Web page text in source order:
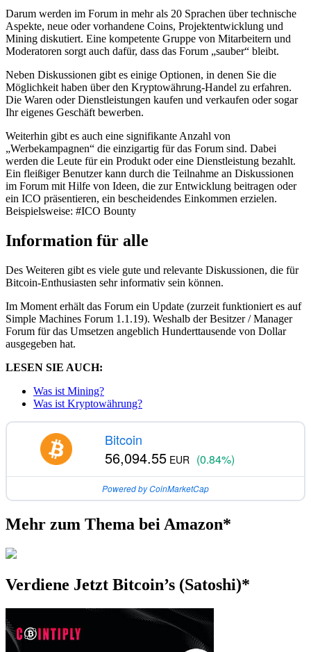
Darum werden im Forum in mehr als 20 Sprachen über technische
Aspekte, neue oder vorhandene Coins, Projektentwicklung und
Mining diskutiert. Eine kompetente Gruppe von Mitarbeitern und
Moderatoren sorgt auch dafür, dass das Forum „sauber“ bleibt.
Neben Diskussionen gibt es einige Optionen, in denen Sie die
Möglichkeit haben über den Kryptowährung-Handel zu erfahren.
Die Waren oder Dienstleistungen kaufen und verkaufen oder sogar
Ihr eigenes Geschäft bewerben.
Weiterhin gibt es auch eine signifikante Anzahl von
„Werbekampagnen“ die einzigartig für das Forum sind. Dabei
werden die Leute für ein Produkt oder eine Dienstleistung bezahlt.
Ein fleißiger Benutzer kann durch die Teilnahme an Diskussionen
im Forum mit Hilfe von Ideen, die zur Entwicklung beitragen oder
ein ICO präsentieren, ein bescheidendes Einkommen erzielen.
Beispielsweise: #ICO Bounty
Information für alle
Des Weiteren gibt es viele gute und relevante Diskussionen, die für
Bitcoin-Enthusiasten sehr informativ sein können.
Im Moment erhält das Forum ein Update (zurzeit funktioniert es auf
Simple Machines Forum 1.1.19). Weshalb der Besitzer / Manager
Forum für das Umsetzen angeblich Hunderttausende von Dollar
ausgegeben hat.
LESEN SIE AUCH:
Was ist Mining?
Was ist Kryptowährung?
Bitcoin
56,094.55 EUR (0.84%)
Powered by CoinMarketCap
Mehr zum Thema bei Amazon*
Verdiene Jetzt Bitcoin’s (Satoshi)*